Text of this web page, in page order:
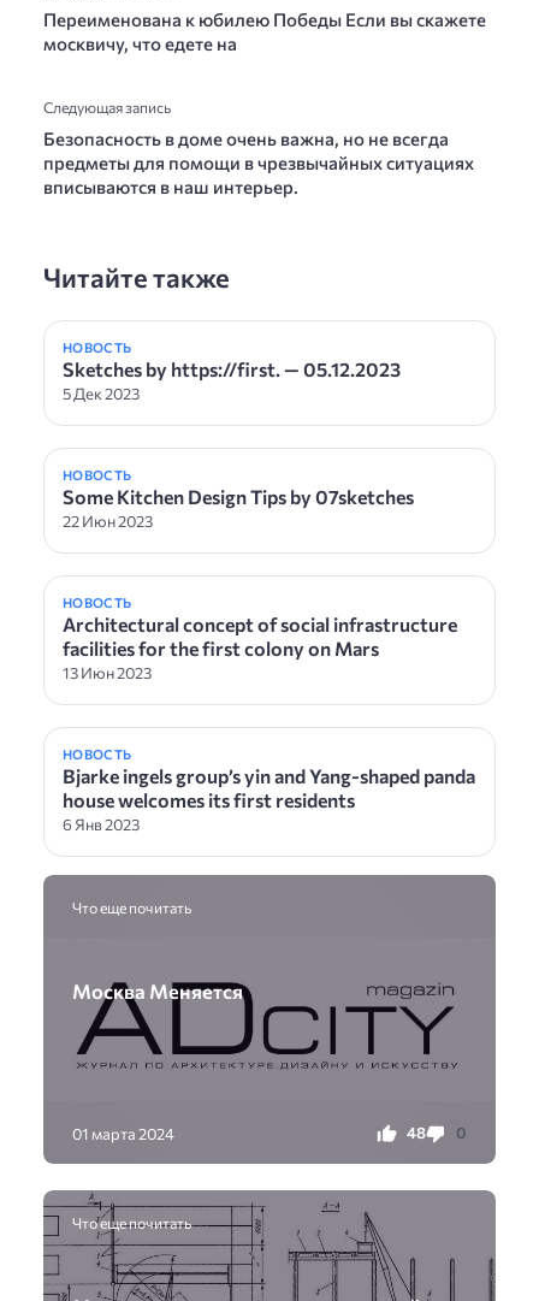
Переименована к юбилею Победы Если вы скажете
москвичу, что едете на
Следующая запись
Безопасность в доме очень важна, но не всегда
предметы для помощи в чрезвычайных ситуациях
вписываются в наш интерьер.
Читайте также
НОВОСТЬ
Sketches by https://first. — 05.12.2023
5 Дек 2023
НОВОСТЬ
Some Kitchen Design Tips by 07sketches
22 Июн 2023
НОВОСТЬ
Architectural concept of social infrastructure
facilities for the first colony on Mars
13 Июн 2023
НОВОСТЬ
Bjarke ingels group’s yin and Yang-shaped panda
house welcomes its first residents
6 Янв 2023
Что еще почитать
Москва Меняется
01 марта 2024 48 0
Что еще почитать